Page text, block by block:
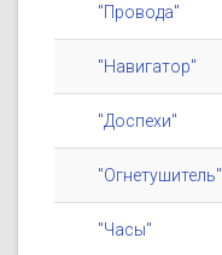
"Провода"
"Навигатор"
"Доспехи"
"Огнетушитель"
"Часы"